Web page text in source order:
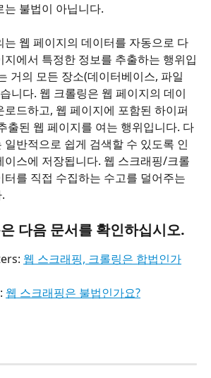
는 불법이 아닙니다.
는 웹 페이지의 데이터를 자동으로 다
지에서 특정한 정보를 추출하는 행위입
거의 모든 장소(데이터베이스, 파일
니다. 웹 크롤링은 웹 페이지의 데이
로드하고, 웹 페이지에 포함된 하이퍼
출된 웹 페이지를 여는 행위입니다. 다
일반적으로 쉽게 검색할 수 있도록 인
이스에 저장됩니다. 웹 스크래핑/크롤
터를 직접 수집하는 수고를 덜어주는
다음 문서를 확인하십시오.
웹 스크래핑, 크롤링은 합법인가
웹 스크래핑은 불법인가요?